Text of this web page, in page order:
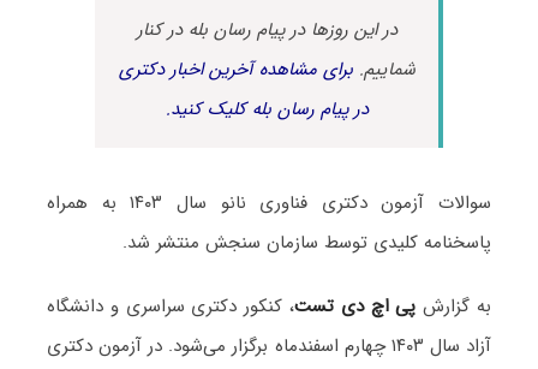
در این روزها در پیام رسان بله در کنار
شماییم.برای مشاهده آخرین اخبار دکتری
در پیام رسان بله کلیک کنید.
سوالات آزمون دکتری فناوری نانو سال ۱۴۰۳ به همراه
پاسخنامه کلیدی توسط سازمان سنجش منتشر شد.
به گزارشپی اچ دی تست، کنکور دکتری سراسری و دانشگاه
آزاد سال ۱۴۰۳ چهارم اسفندماه برگزار می‌شود. در آزمون دکتری